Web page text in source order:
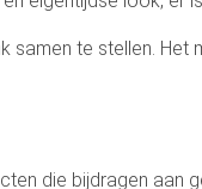
te stellen.
die bijdragen aan